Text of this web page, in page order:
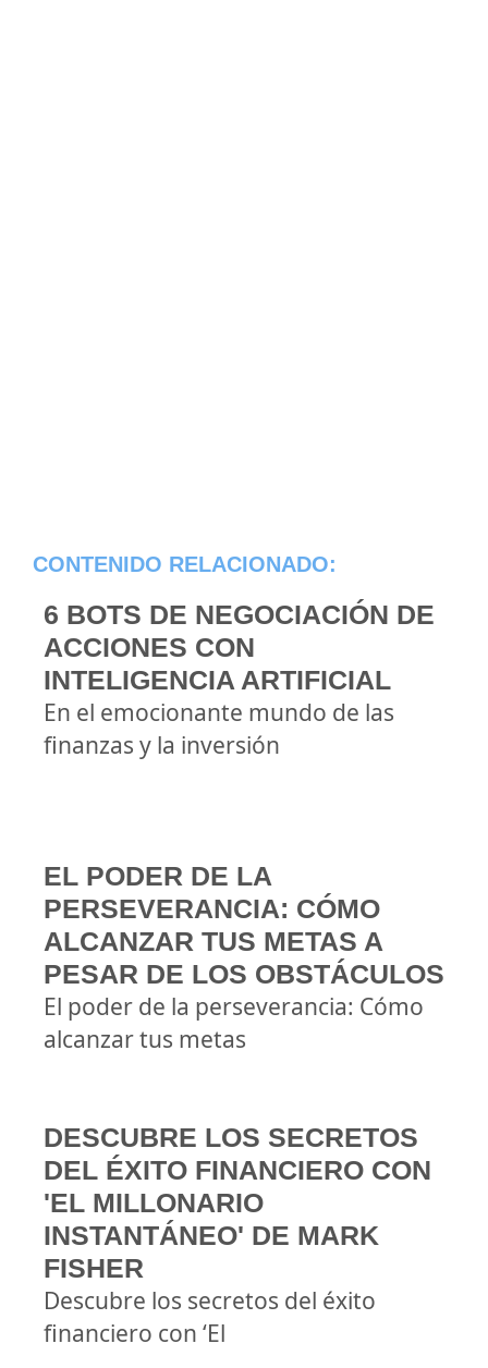
CONTENIDO RELACIONADO:
6 BOTS DE NEGOCIACIÓN DE
ACCIONES CON
INTELIGENCIA ARTIFICIAL
En el emocionante mundo de las
finanzas y la inversión
EL PODER DE LA
PERSEVERANCIA: CÓMO
ALCANZAR TUS METAS A
PESAR DE LOS OBSTÁCULOS
El poder de la perseverancia: Cómo
alcanzar tus metas
DESCUBRE LOS SECRETOS
DEL ÉXITO FINANCIERO CON
'EL MILLONARIO
INSTANTÁNEO' DE MARK
FISHER
Descubre los secretos del éxito
financiero con ‘El